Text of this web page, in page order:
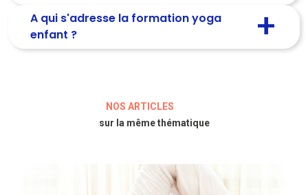
A qui s'adresse la formation yoga
enfant ?
NOS ARTICLES
sur la même thématique